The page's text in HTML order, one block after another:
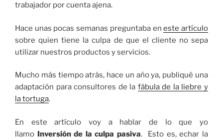
trabajador por cuenta ajena.
Hace unas pocas semanas preguntaba eneste artículo
sobre quien tiene la culpa de que el cliente no sepa
utilizar nuestros productos y servicios.
Mucho más tiempo atrás, hace un año ya, publiqué una
adaptación para consultores de la fábula de la liebre y
la tortuga.
En este artículo voy a hablar de lo que yo
llamo Inversión de la culpa pasiva. Esto es, echar la